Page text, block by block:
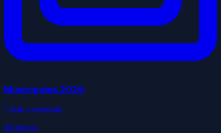
Municipales 2026
1 liste candidate
datagouv